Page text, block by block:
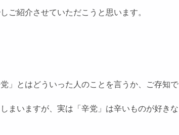
ご紹介させていただこうと思います。
」とはどういった人のことを言うか、ご存知で
まいますが、実は「辛党」は辛いものが好きな